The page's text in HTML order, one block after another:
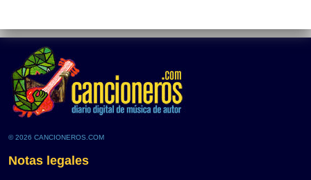
© 2026 CANCIONEROS.COM
Notas legales